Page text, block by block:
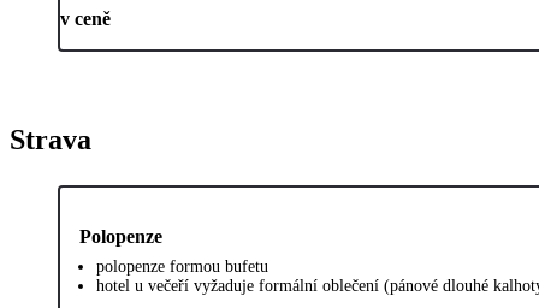
v ceně
Strava
Polopenze
polopenze formou bufetu
hotel u večeří vyžaduje formální oblečení (pánové dlouhé